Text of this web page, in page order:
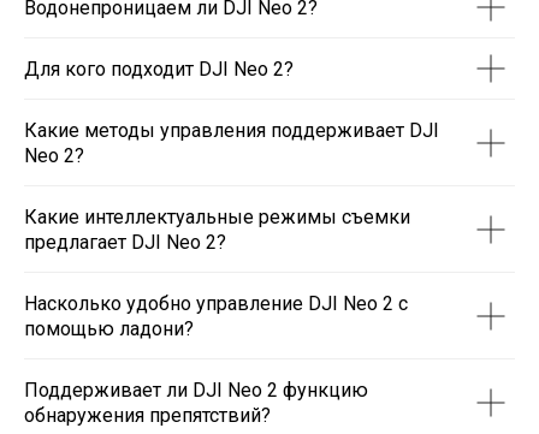
Водонепроницаем ли DJI Neo 2?
Для кого подходит DJI Neo 2?
Какие методы управления поддерживает DJI
Neo 2?
Какие интеллектуальные режимы съемки
предлагает DJI Neo 2?
Насколько удобно управление DJI Neo 2 с
помощью ладони?
Поддерживает ли DJI Neo 2 функцию
обнаружения препятствий?